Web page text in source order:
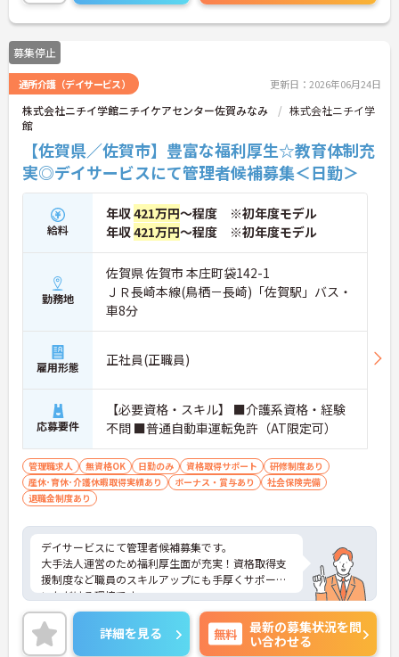
せください！さらに詳細などお伝えします！
募集停止
通所介護（デイサービス） 更新日：2026年06月24日
株式会社ニチイ学館ニチイケアセンター佐賀みなみ
株式会社ニチイ学
館
【佐賀県／佐賀市】豊富な福利厚生☆教育体制充
実◎デイサービスにて管理者候補募集＜日勤＞
給料
年収421万円～程度 ※初年度モデル
年収421万円～程度 ※初年度モデル
勤務地
佐賀県 佐賀市 本庄町袋142-1
ＪＲ長崎本線(鳥栖－長崎)「佐賀駅」バス・
車8分
雇用形態 正社員(正職員)
応募要件
【必要資格・スキル】 ■介護系資格・経験
不問 ■普通自動車運転免許（AT限定可）
管理職求人 無資格OK 日勤のみ 資格取得サポート
研修制度あり
産休･育休･介護休暇取得実績あり
ボーナス・賞与あり
社会保険完備
退職金制度あり
デイサービスにて管理者候補募集です。
大手法人運営のため福利厚生面が充実！資格取得支
援制度など職員のスキルアップにも手厚くサポート
いただける環境です。
ご興味のある方には、面接対策ポイントなど、さら
に詳細をお話いたしますので、お気軽にご相談くだ
さい。
詳細を見る 無料
最新の募集状況を問
い合わせる